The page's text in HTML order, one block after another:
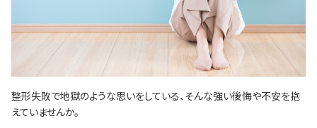
整形失敗で地獄のような思いをしている、そんな強い後悔や不安を抱
えていませんか。